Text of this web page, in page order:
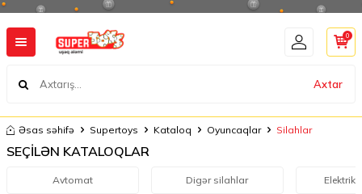
Axtar
0
Əsas səhifə Supertoys Kataloq Oyuncaqlar Silahlar
SEÇİLƏN KATALOQLAR
Avtomat Digər silahlar